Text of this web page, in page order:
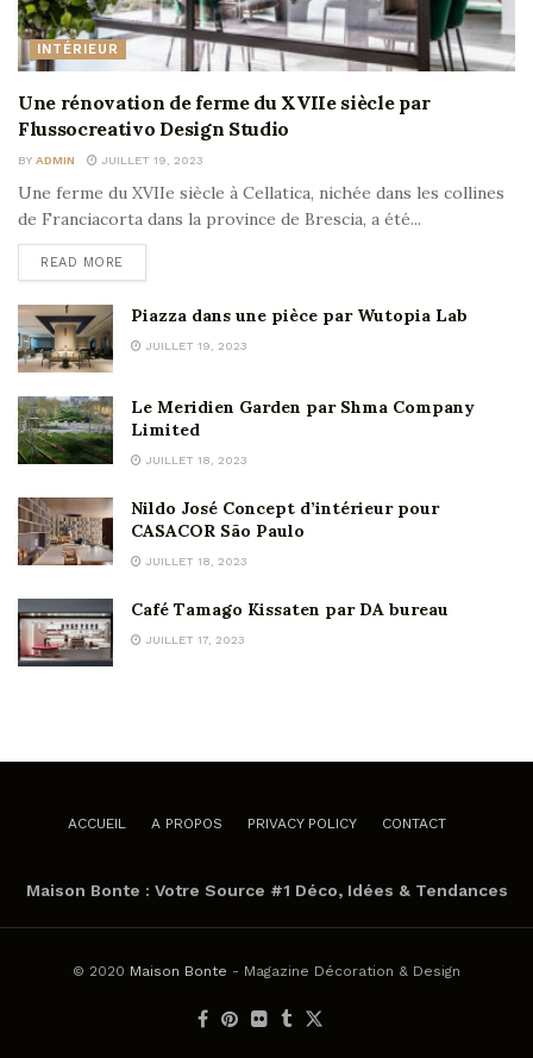
INTÉRIEUR
Une rénovation de ferme du XVIIe siècle par
Flussocreativo Design Studio
BY ADMIN JUILLET 19, 2023
Une ferme du XVIIe siècle à Cellatica, nichée dans les collines
de Franciacorta dans la province de Brescia, a été...
READ MORE
Piazza dans une pièce par Wutopia Lab
JUILLET 19, 2023
Le Meridien Garden par Shma Company
Limited
JUILLET 18, 2023
Nildo José Concept d’intérieur pour
CASACOR São Paulo
JUILLET 18, 2023
Café Tamago Kissaten par DA bureau
JUILLET 17, 2023
ACCUEIL A PROPOS PRIVACY POLICY CONTACT
Maison Bonte : Votre Source #1 Déco, Idées & Tendances
© 2020 Maison Bonte - Magazine Décoration & Design